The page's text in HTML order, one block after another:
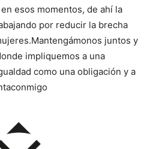
esos momentos, de ahí la
por reducir la brecha
Mantengámonos juntos y
impliquemos a una
como una obligación y a